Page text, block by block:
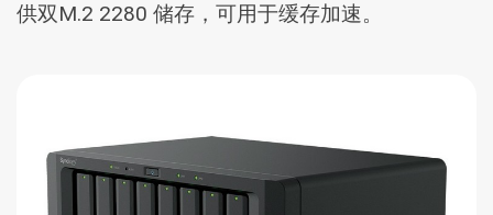
供双M.2 2280 储存，可用于缓存加速。